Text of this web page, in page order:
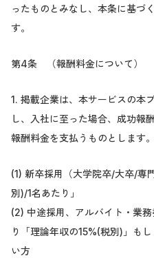
ったものとみなし、本条に基づ
す。
第4条 （報酬料金について）
1. 掲載企業は、本サービスの本
し、入社に至った場合、成功報
報酬料金を支払うものとします。
(1) 新卒採用（大学院卒/大卒/専
別)/1名あたり」
(2) 中途採用、アルバイト・業
り「理論年収の15%(税別)」も
い方